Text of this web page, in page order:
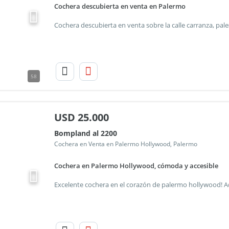
58
Cochera descubierta en venta en Palermo
USD 25.000
Bompland al 2200
Cochera en Venta en Palermo Hollywood, Palermo
Cochera en Palermo Hollywood, cómoda y accesible